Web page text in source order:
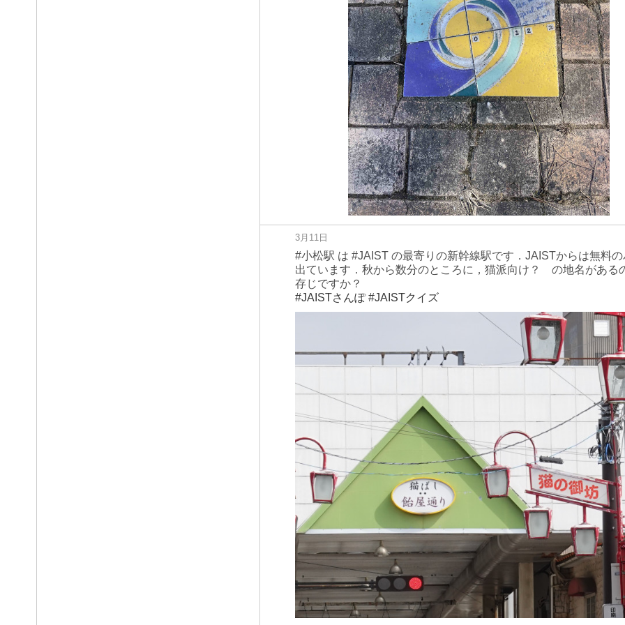
3月11日
#小松駅 は #JAIST の最寄りの新幹線駅です．JAISTからは無料の
出ています．秋から数分のところに，猫派向け？ の地名がある
存じですか？
#JAISTさんぽ #JAISTクイズ